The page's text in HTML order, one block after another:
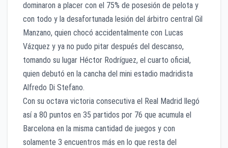
dominaron a placer con el 75% de posesión de pelota y
con todo y la desafortunada lesión del árbitro central Gil
Manzano, quien chocó accidentalmente con Lucas
Vázquez y ya no pudo pitar después del descanso,
tomando su lugar Héctor Rodríguez, el cuarto oficial,
quien debutó en la cancha del mini estadio madridista
Alfredo Di Stefano.
Con su octava victoria consecutiva el Real Madrid llegó
así a 80 puntos en 35 partidos por 76 que acumula el
Barcelona en la misma cantidad de juegos y con
solamente 3 encuentros más en lo que resta del